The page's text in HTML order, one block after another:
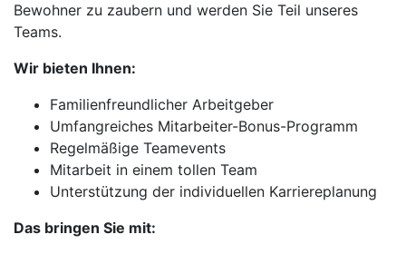
Bewohner zu zaubern und werden Sie Teil unseres
Teams.
Wir bieten Ihnen:
Familienfreundlicher Arbeitgeber
Umfangreiches Mitarbeiter-Bonus-Programm
Regelmäßige Teamevents
Mitarbeit in einem tollen Team
Unterstützung der individuellen Karriereplanung
Das bringen Sie mit: